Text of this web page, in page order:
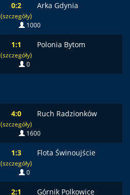
0:2
(szczegóły)
Arka Gdynia
1000
1:1
(szczegóły)
Polonia Bytom
0
4:0
(szczegóły)
Ruch Radzionków
1600
1:3
(szczegóły)
Flota Świnoujście
0
2:1 Górnik Polkowice